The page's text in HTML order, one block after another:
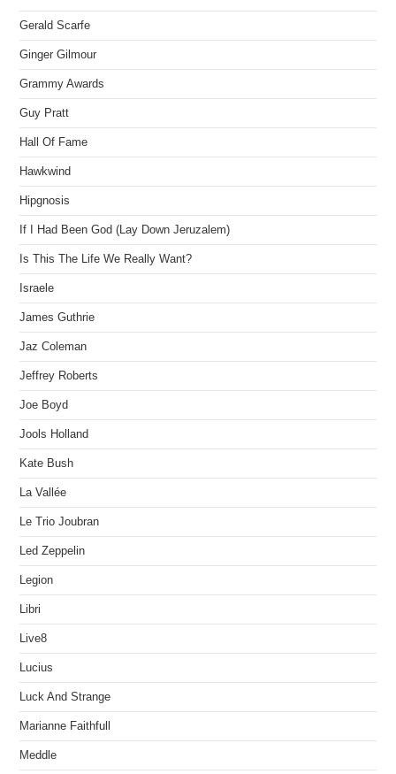
Gerald Scarfe
Ginger Gilmour
Grammy Awards
Guy Pratt
Hall Of Fame
Hawkwind
Hipgnosis
If I Had Been God (Lay Down Jeruzalem)
Is This The Life We Really Want?
Israele
James Guthrie
Jaz Coleman
Jeffrey Roberts
Joe Boyd
Jools Holland
Kate Bush
La Vallée
Le Trio Joubran
Led Zeppelin
Legion
Libri
Live8
Lucius
Luck And Strange
Marianne Faithfull
Meddle